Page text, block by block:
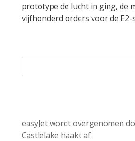
prototype de lucht in ging, de
vijfhonderd orders voor de E2-
easyJet wordt overgenomen
Castlelake haakt af